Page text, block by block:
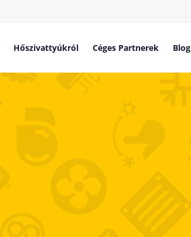
Hőszivattyúkról Céges Partnerek Blog